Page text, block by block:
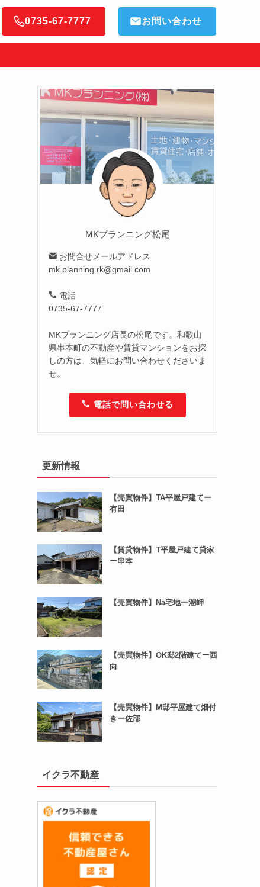
0735-67-7777 お問い合わせ
MKプランニング松尾
お問合せメールアドレス
mk.planning.rk@gmail.com
電話
0735-67-7777
MKプランニング店長の松尾です。和歌山
県串本町の不動産や賃貸マンションをお探
しの方は、気軽にお問い合わせくださいま
せ。
電話で問い合わせる
更新情報
【売買物件】TA平屋戸建てー
有田
【賃貸物件】T平屋戸建て貸家
ー串本
【売買物件】Na宅地ー潮岬
【売買物件】OK邸2階建てー西
向
【売買物件】M邸平屋建て畑付
きー佐部
イクラ不動産